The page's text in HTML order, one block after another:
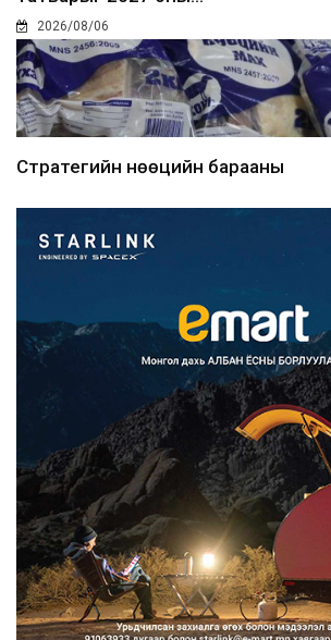
2026/08/06
Стратегийн нөөцийн барааны
Монгол Улс COP17 бага хуралд 6.5
тэрбум ам.доллары...
2026/08/06
“Улаанбаатар трам” төсөл
хэрэгжсэнээр жилд 446...
2026/08/06